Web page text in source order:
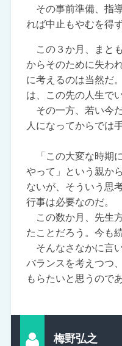
その事前準備、指
れば中止もやむを得
この３か月、まと
からそのために失わ
に考えるのは当然だ
は、この先の人生で
その一方、若い今
人になってからでは
「この大変な時期
やって」という親か
ないが、そういう思
行事は必要なのだ。
この数か月、先生
たことだろう。今も
そんなさなかに言
バランスを考えつつ
もらたいと思うのであ
梅野弘之